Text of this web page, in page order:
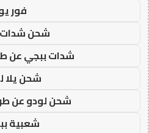
فور
شحن
شدات ببجي عن
شحن يلا
شحن لودو عن
شعبية